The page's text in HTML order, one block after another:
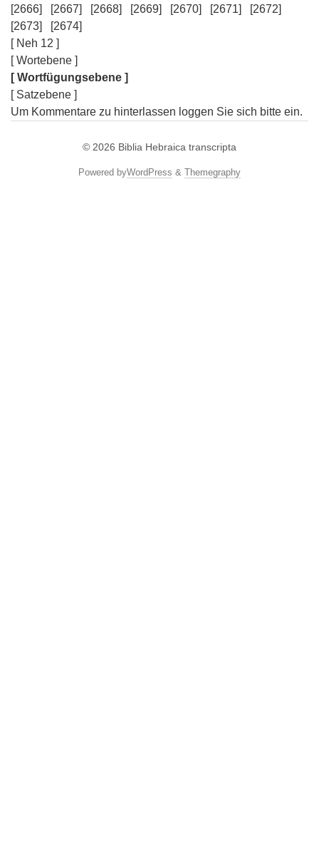
[2666]
[2667] [2668] [2669] [2670] [2671]
[2672]
[2673]
[2674]
[ Neh 12 ]
[ Wortebene ]
[ Wortfügungsebene ]
[ Satzebene ]
Um Kommentare zu hinterlassen loggen Sie sich bitte ein.
© 2026 Biblia Hebraica transcripta
Powered byWordPress & Themegraphy